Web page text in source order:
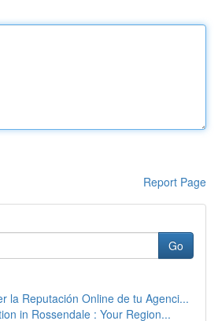
Report Page
Go
la Reputación Online de tu Agenci...
in Rossendale : Your Region...